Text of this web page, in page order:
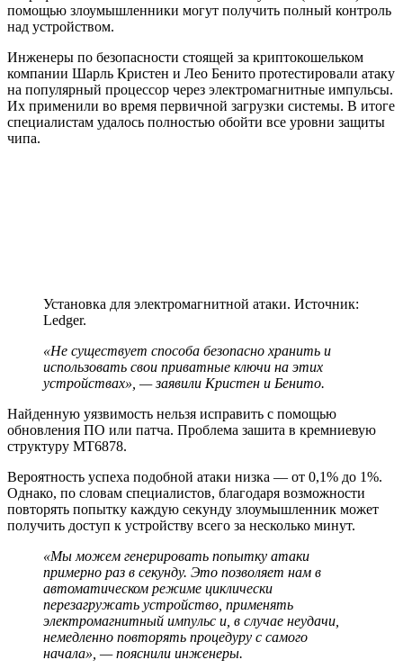
помощью злоумышленники могут получить полный контроль
над устройством.
Инженеры по безопасности стоящей за криптокошельком
компании Шарль Кристен и Лео Бенито протестировали атаку
на популярный процессор через электромагнитные импульсы.
Их применили во время первичной загрузки системы. В итоге
специалистам удалось полностью обойти все уровни защиты
чипа.
Установка для электромагнитной атаки. Источник:
Ledger.
«Не существует способа безопасно хранить и
использовать свои приватные ключи на этих
устройствах», — заявили Кристен и Бенито.
Найденную уязвимость нельзя исправить с помощью
обновления ПО или патча. Проблема зашита в кремниевую
структуру MT6878.
Вероятность успеха подобной атаки низка — от 0,1% до 1%.
Однако, по словам специалистов, благодаря возможности
повторять попытку каждую секунду злоумышленник может
получить доступ к устройству всего за несколько минут.
«Мы можем генерировать попытку атаки
примерно раз в секунду. Это позволяет нам в
автоматическом режиме циклически
перезагружать устройство, применять
электромагнитный импульс и, в случае неудачи,
немедленно повторять процедуру с самого
начала», — пояснили инженеры.